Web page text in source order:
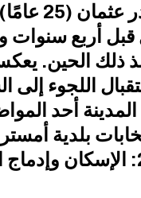
جاء عبد
أربع سنوات
ذلك الحين.
اللجوء إلى
أحد
مارس 2026: الإسكان